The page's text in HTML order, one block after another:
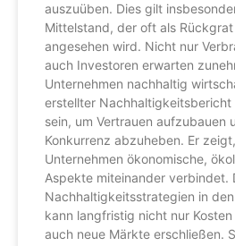
auszuüben. Dies gilt
Mittelstand, der oft als
angesehen wird. Nicht nur
auch Investoren erwarten
Unternehmen nachhaltig
erstellter
sein, um Vertrauen aufzubauen
Konkurrenz abzuheben. Er
Unternehmen ökonomische,
Aspekte miteinander verbindet.
Nachhaltigkeitsstrategien in
kann langfristig nicht nur
auch neue Märkte erschließen.